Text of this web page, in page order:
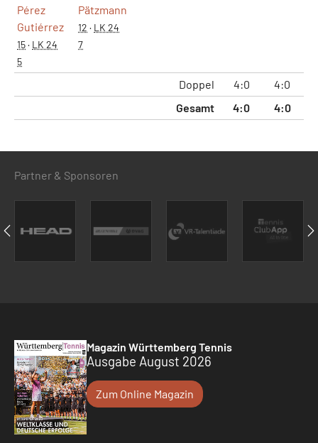
Pérez
Gutiérrez
15· LK 24
5
Pätzmann
12 · LK 24
7
Doppel 4:0 4:0
Gesamt
4:0 4:0
Partner & Sponsoren
Magazin Württemberg Tennis
Ausgabe August 2026
Zum Online Magazin